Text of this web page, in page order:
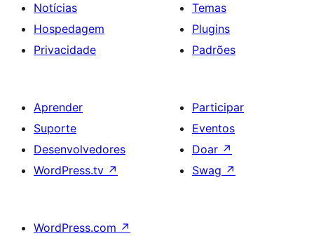
Notícias
Hospedagem
Privacidade
Temas
Plugins
Padrões
Aprender
Suporte
Desenvolvedores
WordPress.tv ↗
Participar
Eventos
Doar ↗
Swag ↗
WordPress.com ↗